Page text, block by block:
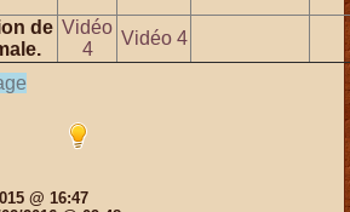
de Vidéo
4
Vidéo 4
@ 16:47